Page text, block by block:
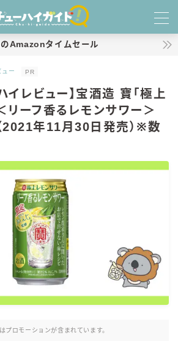
！
ング
ー
ー
ー
Amazonタイムセール
ュー PR
イレビュー】宝酒造 寶「極上
リーフ香るレモンサワー＞
2021年11月30日発売）※数
プロモーションが含まれています。